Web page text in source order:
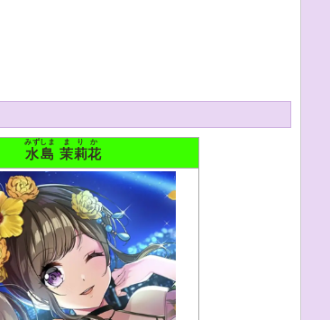
水島
みずしま
茉莉花
まりか